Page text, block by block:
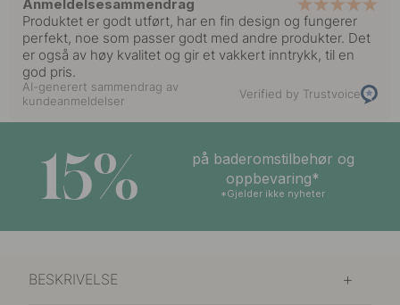
Anmeldelsesammendrag
Produktet er godt utført, har en fin design og fungerer
perfekt, noe som passer godt med andre produkter. Det
er også av høy kvalitet og gir et vakkert inntrykk, til en
god pris.
AI-generert sammendrag av
kundeanmeldelser
Verified by Trustvoice
15%
på baderomstilbehør og
oppbevaring*
*Gjelder ikke nyheter
BESKRIVELSE